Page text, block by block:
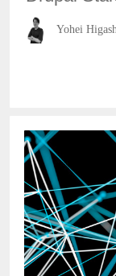
Yohei